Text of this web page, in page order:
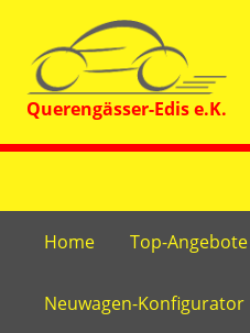
Home Top-Angebote
Neuwagen-Konfigurator